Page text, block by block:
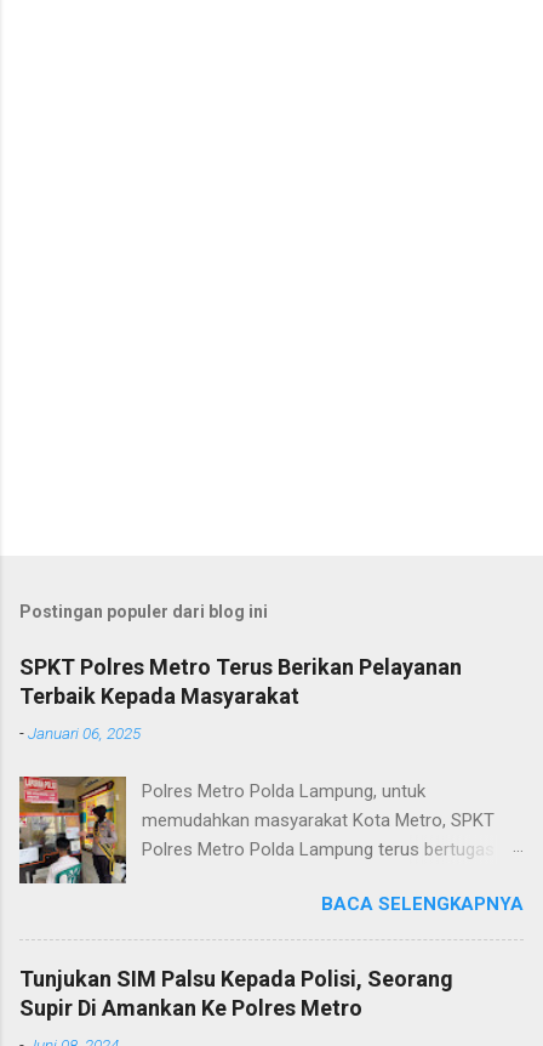
Postingan populer dari blog ini
SPKT Polres Metro Terus Berikan Pelayanan
Terbaik Kepada Masyarakat
-Januari 06, 2025
Polres Metro Polda Lampung, untuk
memudahkan masyarakat Kota Metro, SPKT
Polres Metro Polda Lampung terus bertugas
terkait layanan pengaduan, pelayanan SKCK dan
pelayanan Identifikasi sidik jari secara terpadu
kepada masyarakat. Senin (06/01/2025) Dalam
mewujudkan pelayanan prima kepolisian, SPKT
BACA SELENGKAPNYA
Tunjukan SIM Palsu Kepada Polisi, Seorang
Supir Di Amankan Ke Polres Metro